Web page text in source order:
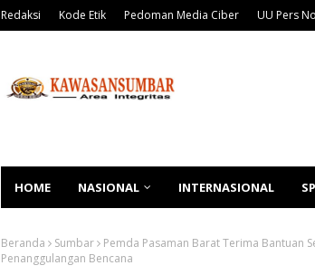
Redaksi Kode Etik Pedoman Media Ciber UU Pers
HOME NASIONAL INTERNASIONAL
Beranda Sumbar
Pemda Pasaman Barat Terima Bantuan
Penanggulangan Bencana